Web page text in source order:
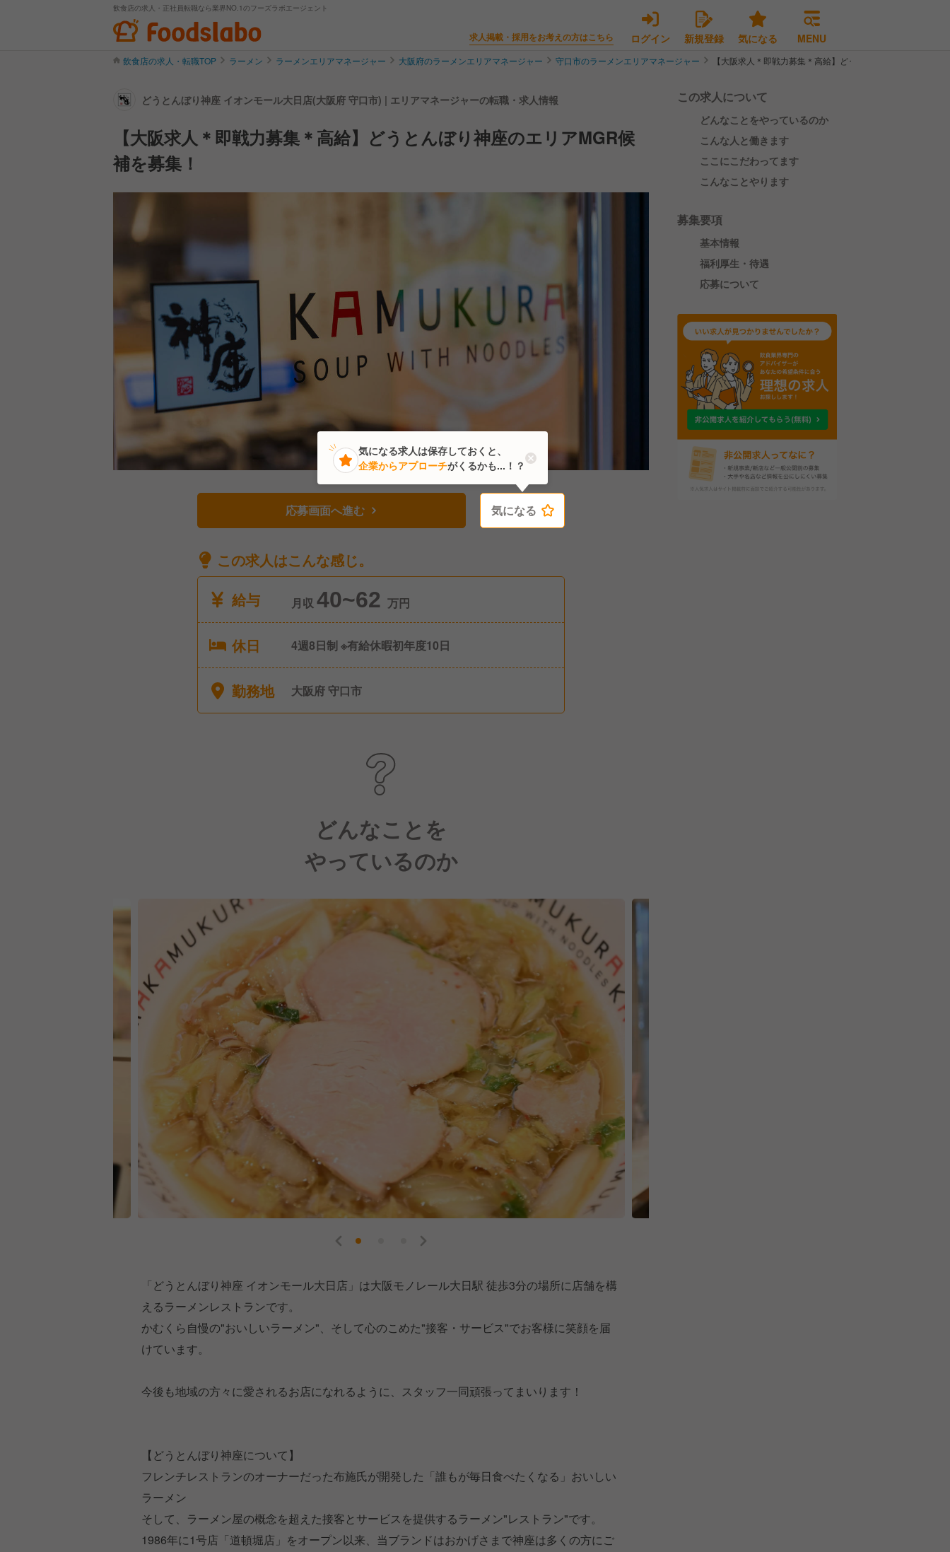
飲食店の求人・正社員転職なら業界NO.1のフーズラボエージェント
求人掲載・採用をお考えの方はこちら ログイン 新規登録 気になる MENU
飲食店の求人・転職TOP ラーメン ラーメンエリアマネージャー 大阪府のラーメンエリアマネージャー 守口市のラーメンエリアマネージャー 【大阪求人＊即戦力募集＊高給】どうとんぼり神座のエリア
どうとんぼり神座 イオンモール大日店(大阪府 守口市) | エリアマネージャーの転職・求人情報
【大阪求人＊即戦力募集＊高給】どうとんぼり神座のエリアMGR候
補を募集！
応募画面へ進む 気になる
この求人はこんな感じ。
給与
月収 40~62 万円
休日 4週8日制 ※有給休暇初年度10日
勤務地 大阪府 守口市
どんなことを
やっているのか
「どうとんぼり神座 イオンモール大日店」は大阪モノレール大日駅 徒歩3分の場所に店舗を構
えるラーメンレストランです。
かむくら自慢の"おいしいラーメン"、そして心のこめた"接客・サービス"でお客様に笑顔を届
けています。
今後も地域の方々に愛されるお店になれるように、スタッフ一同頑張ってまいります！
【どうとんぼり神座について】
フレンチレストランのオーナーだった布施氏が開発した「誰もが毎日食べたくなる」おいしい
ラーメン
そして、ラーメン屋の概念を超えた接客とサービスを提供するラーメン"レストラン"です。
1986年に1号店「道頓堀店」をオープン以来、当ブランドはおかげさまで神座は多くの方にご
この求人について
どんなことをやっているのか
こんな人と働きます
ここにこだわってます
こんなことやります
募集要項
基本情報
福利厚生・待遇
応募について
気になる
気になる求人は保存しておくと、
企業からアプローチがくるかも...！？